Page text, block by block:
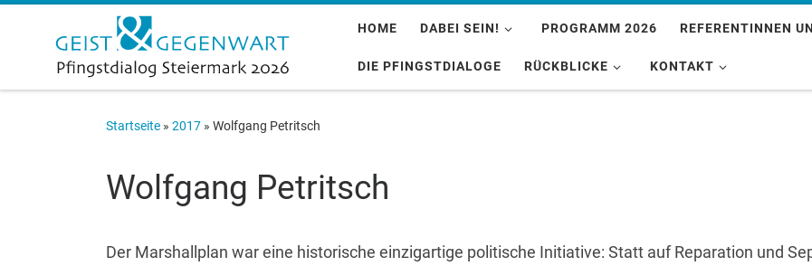
Zum Inhalt springen HOME DABEI SEIN! PROGRAMM 2026 REFERENTINNEN
DIE PFINGSTDIALOGE RÜCKBLICKE KONTAKT
Startseite » 2017 » Wolfgang Petritsch
Wolfgang Petritsch
Der Marshallplan war eine historische einzigartige politische Initiative: Statt auf Reparation und